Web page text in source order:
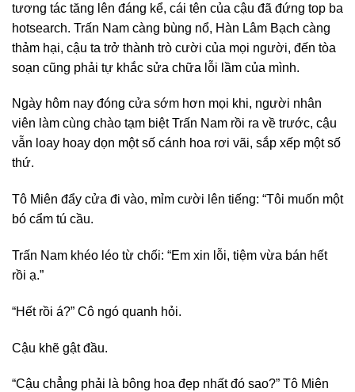
tương tác tăng lên đáng kể, cái tên của cậu đã đứng top ba
hotsearch. Trấn Nam càng bùng nổ, Hàn Lâm Bạch càng
thảm hại, cậu ta trở thành trò cười của mọi người, đến tòa
soạn cũng phải tự khắc sửa chữa lỗi lầm của mình.
Ngày hôm nay đóng cửa sớm hơn mọi khi, người nhân
viên làm cùng chào tạm biệt Trấn Nam rồi ra về trước, cậu
vẫn loay hoay dọn một số cánh hoa rơi vãi, sắp xếp một số
thứ.
Tô Miên đẩy cửa đi vào, mỉm cười lên tiếng: “Tôi muốn một
bó cẩm tú cầu.
Trấn Nam khéo léo từ chối: “Em xin lỗi, tiệm vừa bán hết
rồi ạ.”
“Hết rồi á?” Cô ngó quanh hỏi.
Cậu khẽ gật đầu.
“Cậu chẳng phải là bông hoa đẹp nhất đó sao?” Tô Miên